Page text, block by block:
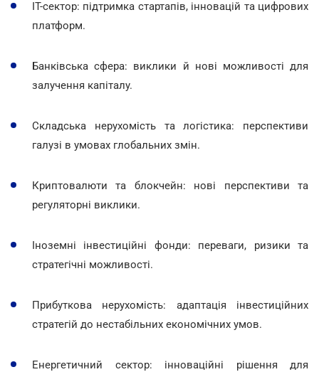
ІТ-сектор: підтримка стартапів, інновацій та цифрових
платформ.
Банківська сфера: виклики й нові можливості для
залучення капіталу.
Складська нерухомість та логістика: перспективи
галузі в умовах глобальних змін.
Криптовалюти та блокчейн: нові перспективи та
регуляторні виклики.
Іноземні інвестиційні фонди: переваги, ризики та
стратегічні можливості.
Прибуткова нерухомість: адаптація інвестиційних
стратегій до нестабільних економічних умов.
Енергетичний сектор: інноваційні рішення для